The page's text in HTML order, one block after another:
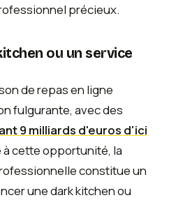
précieux.
ou un service
de repas en ligne
fulgurante, avec des
9 milliards d'euros d'ici
à cette opportunité, la
constitue un
une dark kitchen ou